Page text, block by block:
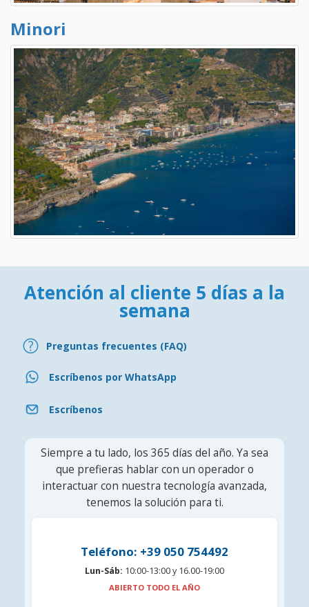
Minori
Atención al cliente 5 días a la
semana
Preguntas frecuentes (FAQ)
Escríbenos por WhatsApp
Escríbenos
Siempre a tu lado, los 365 días del año. Ya sea
que prefieras hablar con un operador o
interactuar con nuestra tecnología avanzada,
tenemos la solución para ti.
Teléfono: +39 050 754492
Lun-Sáb: 10:00-13:00 y 16.00-19:00
ABIERTO TODO EL AÑO